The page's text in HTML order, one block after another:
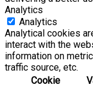
Analytics
Analytics
Analytical cookies
interact with the
information on
traffic source, etc.
Cookie